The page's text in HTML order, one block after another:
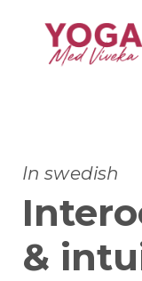
In swedish
&